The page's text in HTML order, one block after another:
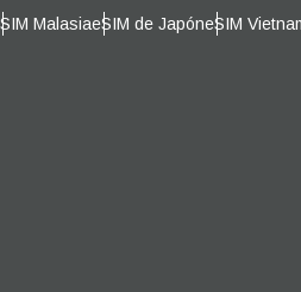
MalasiaeSIM de JapóneSIM